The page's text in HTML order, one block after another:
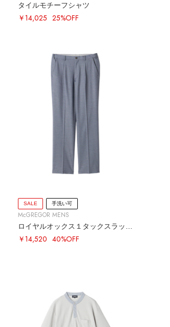
タイルモチーフシャツ
￥14,025 25%OFF
SALE 手洗い可
McGREGOR MENS
￥14,520 40%OFF